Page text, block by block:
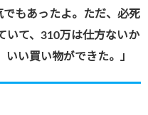
でもあったよ。ただ、必死
いて、310万は仕方ないか
い買い物ができた。」